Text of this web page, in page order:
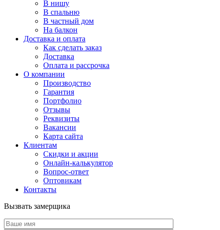
В нишу
В спальню
В частный дом
На балкон
Доставка и оплата
Как сделать заказ
Доставка
Оплата и рассрочка
О компании
Производство
Гарантия
Портфолио
Отзывы
Реквизиты
Вакансии
Карта сайта
Клиентам
Скидки и акции
Онлайн-калькулятор
Вопрос-ответ
Оптовикам
Контакты
Вызвать замерщика